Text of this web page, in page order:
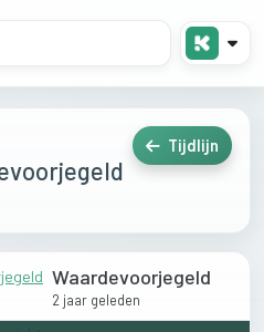
Tijdlijn
Waardevoorjegeld
2 jaar geleden